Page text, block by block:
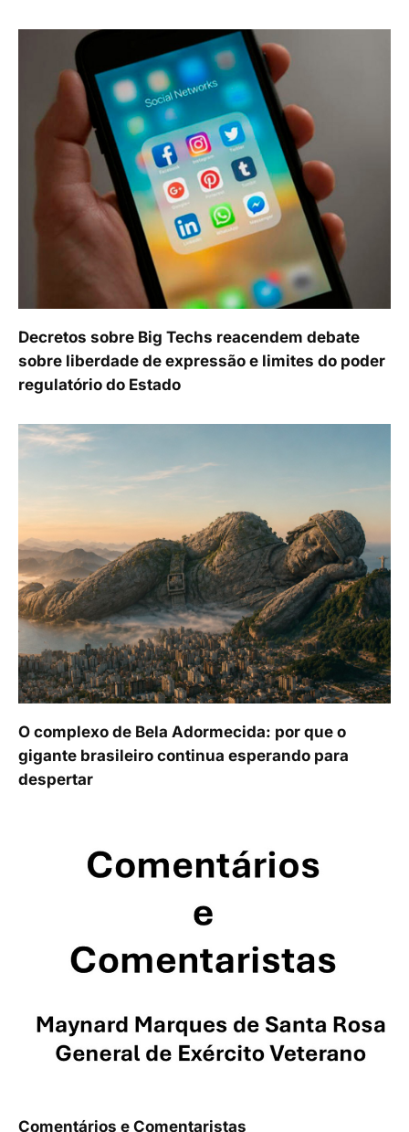
Decretos sobre Big Techs reacendem debate
sobre liberdade de expressão e limites do poder
regulatório do Estado
O complexo de Bela Adormecida: por que o
gigante brasileiro continua esperando para
despertar
Comentários e Comentaristas